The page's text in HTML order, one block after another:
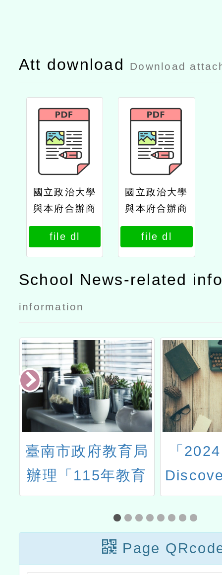
Att download Download
國立政治大學
與本府合辦商
學院及社會科
學院學分班等
課程公文政大
file dl
國立政治大學
與本府合辦商
學院及社會科
學院學分班等
課程公文
file dl
School News-related
information
臺南市政府教育局
辦理「115年教育
部及國民學前教育
署教學基地學校有
效教學—『上一堂
「
假樂桃
暑期科
活
Page